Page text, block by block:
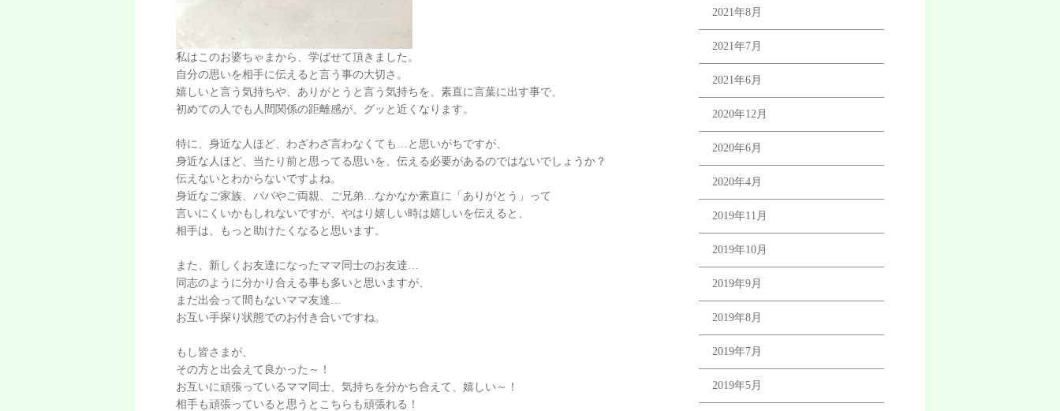
私はこのお婆ちゃまから、学ばせて頂きました。
自分の思いを相手に伝えると言う事の大切さ。
嬉しいと言う気持ちや、ありがとうと言う気持ちを、素直に言葉に出す事で、
初めての人でも人間関係の距離感が、グッと近くなります。
特に、身近な人ほど、わざわざ言わなくても…と思いがちですが、
身近な人ほど、当たり前と思ってる思いを、伝える必要があるのではないでしょうか？
伝えないとわからないですよね。
身近なご家族、パパやご両親、ご兄弟…なかなか素直に「ありがとう」って
言いにくいかもしれないですが、やはり嬉しい時は嬉しいを伝えると、
相手は、もっと助けたくなると思います。
また、新しくお友達になったママ同士のお友達…
同志のように分かり合える事も多いと思いますが、
まだ出会って間もないママ友達…
お互い手探り状態でのお付き合いですね。
もし皆さまが、
その方と出会えて良かった～！
お互いに頑張っているママ同士、気持ちを分かち合えて、嬉しい～！
相手も頑張っていると思うとこちらも頑張れる！
2021年8月
2021年7月
2021年6月
2020年12月
2020年6月
2020年4月
2019年11月
2019年10月
2019年9月
2019年8月
2019年7月
2019年5月